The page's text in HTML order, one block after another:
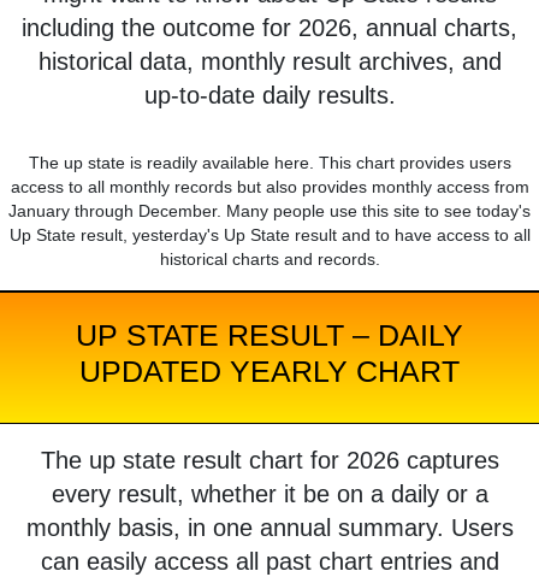
including the outcome for 2026, annual charts,
historical data, monthly result archives, and
up-to-date daily results.
The up state is readily available here. This chart provides users
access to all monthly records but also provides monthly access from
January through December. Many people use this site to see today's
Up State result, yesterday's Up State result and to have access to all
historical charts and records.
UP STATE RESULT – DAILY
UPDATED YEARLY CHART
The up state result chart for 2026 captures
every result, whether it be on a daily or a
monthly basis, in one annual summary. Users
can easily access all past chart entries and